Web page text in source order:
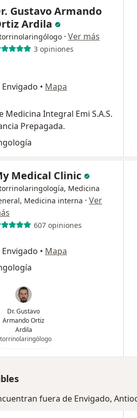
Gustavo Armando
Ardila
· Ver más
3 opiniones
Envigado • Mapa
Medicina Integral Emi S.A.S.
Prepagada.
Medical Clinic
Medicina
Medicina interna · Ver
607 opiniones
Envigado • Mapa
Dr. Gustavo
Armando Ortiz
Ardila
fuera de Envigado,